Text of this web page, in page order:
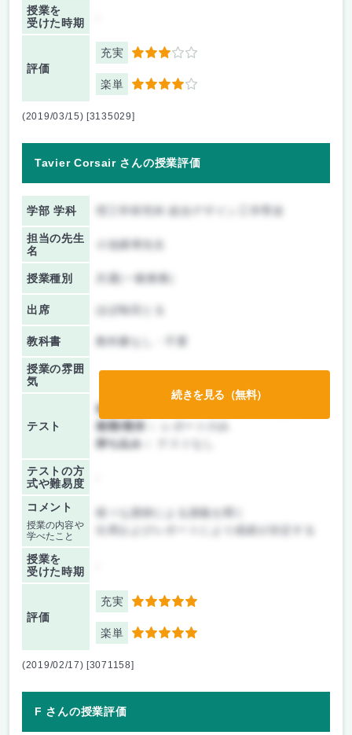
授業を
受けた時期
評価
充実 3
楽単 4
(2019/03/15) [3135029]
Tavier Corsair さんの授業評価
学部 学科
担当の先生
名
小池康博先生
授業種別 共通(一般教養)
出席 ほぼ毎回とる
教科書 教科書なし・不要
授業の雰囲
気
テスト
前期/中間：
後期/期末：
持ち込み：
テストの方
式や難易度
コメント
授業の内容や
学べたこと
様々な講師による講義を聞く
出席およびレポートにより成績が決定する
授業を
受けた時期
評価
充実 5
楽単 5
続きを見る（無料）
(2019/02/17) [3071158]
F さんの授業評価